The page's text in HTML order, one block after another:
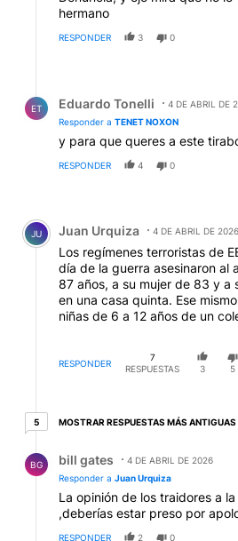
hermano
RESPONDER 3 0
ET Eduardo Tonelli
4 DE ABRIL DE
Responder a TENET NOXON
y para que queres a este
RESPONDER 4 0
Comentario de Juan Urquiza.
JU Juan Urquiza 4 DE ABRIL DE 2026
Los regímenes terroristas de
día de la guerra asesinaron al
87 años, a su mujer de 83 y a su nieto
en una casa quinta. Ese
niñas de 6 a 12 años de un
ese lugar desde hacia mas
misil y a los cuarenta minutos
que prendió fuego vivas a las
ser identificada por su ADN.
personas, la mayoría
asesinos de EEUU e Israel son
elegido como nuestros
razonamiento comprender
semejante barbarie.
RESPONDER
7
RESPUESTAS
3 5
55 respuestas más antiguas
MOSTRAR RESPUESTAS MÁS ANTIGUAS
BG bill gates
4 DE ABRIL DE 2026
Responder a Juan Urquiza
La opinión de los traidores a
,deberías estar preso por
RESPONDER 2 0